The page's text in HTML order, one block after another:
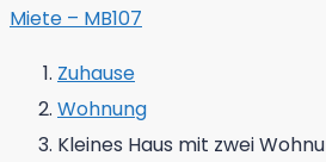
Zuhause
Wohnung
Kleines Haus mit zwei